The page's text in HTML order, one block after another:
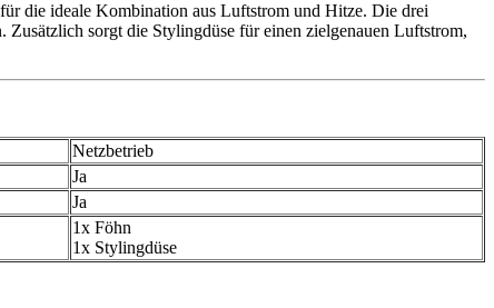
die ideale Kombination aus Luftstrom und Hitze. Die drei
sorgt die Stylingdüse für einen zielgenauen Luftstrom,
Netzbetrieb
Ja
Ja
1x Föhn
1x Stylingdüse